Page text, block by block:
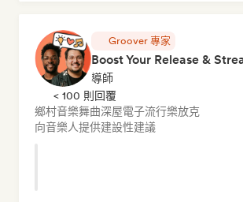
Groover 專家
導師
< 100 則回覆
鄉村音樂舞曲深屋電子流行樂放克
向音樂人提供建設性建議